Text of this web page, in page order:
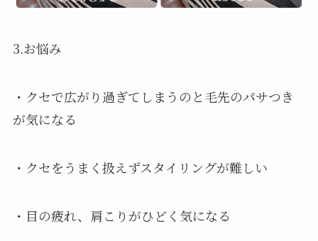
3.お悩み
・クセで広がり過ぎてしまうのと毛先のパサつき
が気になる
・クセをうまく扱えずスタイリングが難しい
・目の疲れ、肩こりがひどく気になる